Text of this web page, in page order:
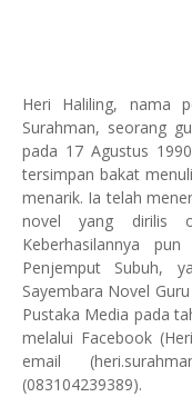
Heri Haliling, nama
Surahman, seorang
pada 17 Agustus
tersimpan bakat
menarik. Ia telah
novel yang dirilis
Keberhasilannya
Penjemput Subuh,
Sayembara Novel
Pustaka Media pada
melalui Facebook
email
(083104239389).